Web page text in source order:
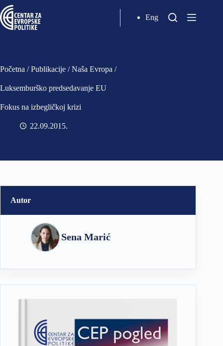
Eng
Početna /Publikacije /Naša Evropa /
Luksemburško predsedavanje EU
Fokus na izbegličkoj krizi
22.09.2015
Autor
Sena Marić